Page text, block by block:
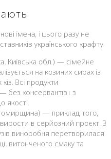
імена, і цього разу не
українського крафту:
Київська обл.) — сімейне
на козиних сирах із
Всі продукти
без консервантів і з
— приклад того,
в серйозний проєкт. З
виноробня перетворилася
витонченого смаку та